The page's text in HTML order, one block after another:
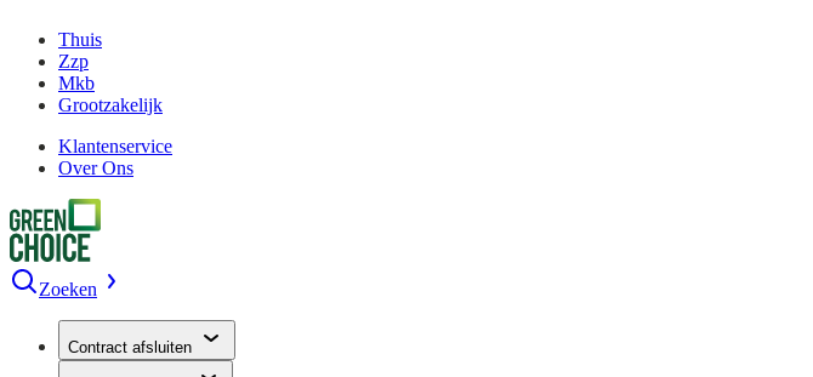
Thuis
Zzp
Mkb
Grootzakelijk
Klantenservice
Over Ons
Zoeken
Contract afsluiten